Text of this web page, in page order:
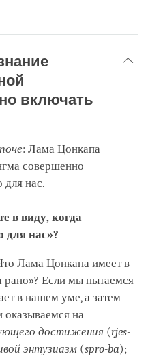
включать
: Лама Цонкапа
совершенно
нас.
в виду, когда
для нас»?
Лама Цонкапа имеет в
рано»? Если мы пытаемся
в нашем уме, а затем
оказываемся на
достижения (rjes-
энтузиазм (spro-ba);